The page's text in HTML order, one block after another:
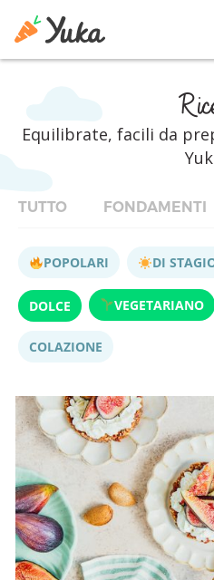
Equilibrate, facili da
TUTTO FONDAMENTI
POPOLARI DI
DOLCE VEGETARIANO
COLAZIONE